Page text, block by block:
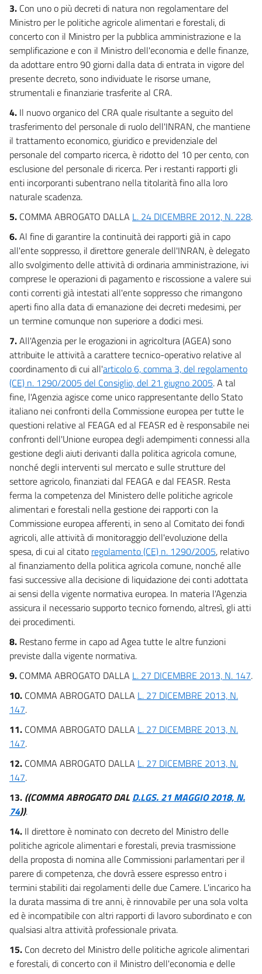
Titolo V
Finalizzazione dei risparmi di spesa ed altre disposizioni
di carattere finanziario
21
22
23
((Titolo V-bis
Efficientamento, valorizzazione e dismissione del patrimonio pubblico, e
misure di razionalizzazione dell'amministrazione economico-finanziaria
nonchè misure di rafforzamento patrimoniale delle imprese del settore
bancario))
23 bis
23 ter
23 quater
23 quinquies
23 sexies
23 septies
23 octies
23 novies
23 decies
23 undecies
23 duodecies
24
24 bis
25
Allegati
Allegato 1
Allegato 1
Allegato 2
Allegato 2
Allegato 3
Allegato 3
Tabella
Tabella
3. Con uno o più decreti di natura non regolamentare del
Ministro per le politiche agricole alimentari e forestali, di
concerto con il Ministro per la pubblica amministrazione e la
semplificazione e con il Ministro dell'economia e delle finanze,
da adottare entro 90 giorni dalla data di entrata in vigore del
presente decreto, sono individuate le risorse umane,
strumentali e finanziarie trasferite al CRA.
4. Il nuovo organico del CRA quale risultante a seguito del
trasferimento del personale di ruolo dell'INRAN, che mantiene
il trattamento economico, giuridico e previdenziale del
personale del comparto ricerca, è ridotto del 10 per cento, con
esclusione del personale di ricerca. Per i restanti rapporti gli
enti incorporanti subentrano nella titolarità fino alla loro
naturale scadenza.
5. COMMA ABROGATO DALLA L. 24 DICEMBRE 2012, N. 228.
6.Al fine di garantire la continuità dei rapporti già in capo
all'ente soppresso, il direttore generale dell'INRAN, è delegato
allo svolgimento delle attività di ordinaria amministrazione, ivi
comprese le operazioni di pagamento e riscossione a valere sui
conti correnti già intestati all'ente soppresso che rimangono
aperti fino alla data di emanazione dei decreti medesimi, per
un termine comunque non superiore a dodici mesi.
7.All'Agenzia per le erogazioni in agricoltura (AGEA) sono
attribuite le attività a carattere tecnico-operativo relative al
coordinamento di cui all'articolo 6, comma 3, del regolamento
(CE) n. 1290/2005 del Consiglio, del 21 giugno 2005. A tal
fine, l'Agenzia agisce come unico rappresentante dello Stato
italiano nei confronti della Commissione europea per tutte le
questioni relative al FEAGA ed al FEASR ed è responsabile nei
confronti dell'Unione europea degli adempimenti connessi alla
gestione degli aiuti derivanti dalla politica agricola comune,
nonché degli interventi sul mercato e sulle strutture del
settore agricolo, finanziati dal FEAGA e dal FEASR. Resta
ferma la competenza del Ministero delle politiche agricole
alimentari e forestali nella gestione dei rapporti con la
Commissione europea afferenti, in seno al Comitato dei fondi
agricoli, alle attività di monitoraggio dell'evoluzione della
spesa, di cui al citato regolamento (CE) n. 1290/2005, relativo
al finanziamento della politica agricola comune, nonché alle
fasi successive alla decisione di liquidazione dei conti adottata
ai sensi della vigente normativa europea. In materia l'Agenzia
assicura il necessario supporto tecnico fornendo, altresì, gli atti
dei procedimenti.
8. Restano ferme in capo ad Agea tutte le altre funzioni
previste dalla vigente normativa.
9. COMMA ABROGATO DALLA L. 27 DICEMBRE 2013, N. 147.
10. COMMA ABROGATO DALLA L. 27 DICEMBRE 2013, N.
147.
11. COMMA ABROGATO DALLA L. 27 DICEMBRE 2013, N.
147.
12. COMMA ABROGATO DALLA L. 27 DICEMBRE 2013, N.
147.
13. ((COMMA ABROGATO DAL D.LGS. 21 MAGGIO 2018, N.
74)).
14. Il direttore è nominato con decreto del Ministro delle
politiche agricole alimentari e forestali, previa trasmissione
della proposta di nomina alle Commissioni parlamentari per il
parere di competenza, che dovrà essere espresso entro i
termini stabiliti dai regolamenti delle due Camere. L'incarico ha
la durata massima di tre anni, è rinnovabile per una sola volta
ed è incompatibile con altri rapporti di lavoro subordinato e con
qualsiasi altra attività professionale privata.
15. Con decreto del Ministro delle politiche agricole alimentari
e forestali, di concerto con il Ministro dell'economia e delle